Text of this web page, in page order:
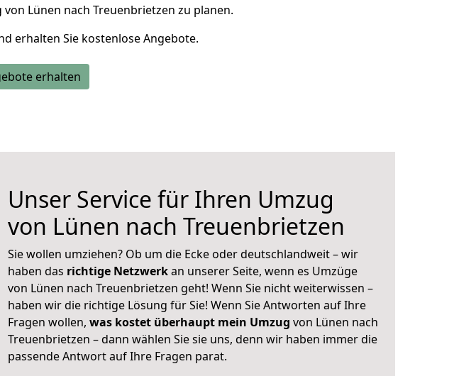
Lünen nach Treuenbrietzen zu planen.
erhalten Sie kostenlose Angebote.
erhalten
Unser Service für Ihren Umzug
von Lünen nach Treuenbrietzen
Sie wollen umziehen? Ob um die Ecke oder deutschlandweit – wir
haben das richtige Netzwerkan unserer Seite, wenn es Umzüge
von Lünen nach Treuenbrietzen geht! Wenn Sie nicht weiterwissen –
haben wir die richtige Lösung für Sie! Wenn Sie Antworten auf Ihre
Fragen wollen, was kostet überhaupt mein Umzug von Lünen nach
Treuenbrietzen – dann wählen Sie sie uns, denn wir haben immer die
passende Antwort auf Ihre Fragen parat.